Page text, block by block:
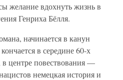
желание вдохнуть жизнь в
Генриха Бёлля.
начинается в канун
в середине 60-х
в центре повествования —
немецкая история и